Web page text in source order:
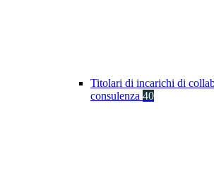
Titolari di incarichi di
consulenza 40